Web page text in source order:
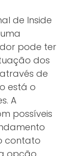
de Inside
pode ter
dos
de
está o
A
possíveis
contato